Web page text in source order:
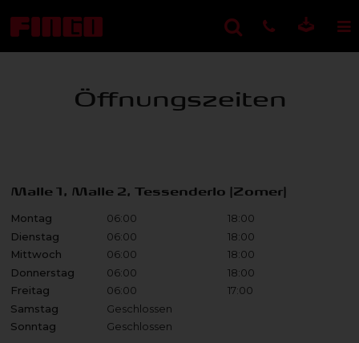
Öffnungszeiten
Malle 1, Malle 2, Tessenderlo (Zomer)
Montag 06:00
18:00
Dienstag
06:00
18:00
Mittwoch
06:00
18:00
Donnerstag
06:00
18:00
Freitag
06:00
17:00
Samstag
Geschlossen
Sonntag
Geschlossen